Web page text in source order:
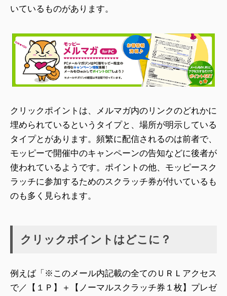
いているものがあります。
クリックポイントは、メルマガ内のリンクのどれかに
埋められているというタイプと、場所が明示している
タイプとがあります。頻繁に配信されるのは前者で、
モッピーで開催中のキャンペーンの告知などに後者が
使われているようです。ポイントの他、モッピースク
ラッチに参加するためのスクラッチ券が付いているも
のも多く見られます。
クリックポイントはどこに？
例えば「※このメール内記載の全てのＵＲＬアクセス
で／【１Ｐ】＋【ノーマルスクラッチ券１枚】プレゼ